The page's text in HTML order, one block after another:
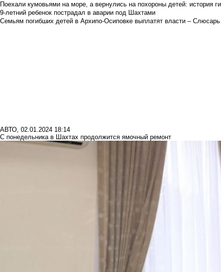
Поехали кумовьями на море, а вернулись на похороны детей: история
9-летний ребенок пострадал в аварии под Шахтами
Семьям погибших детей в Архипо-Осиповке выплатят власти – Слюсарь
АВТО, 02.01.2024 18:14
С понедельника в Шахтах продолжится ямочный ремонт